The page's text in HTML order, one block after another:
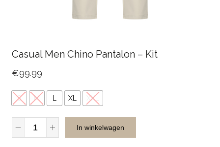
Casual Men Chino Pantalon – Kit
€99.99
S M XL XXL
Casual
Men
In winkelwagen